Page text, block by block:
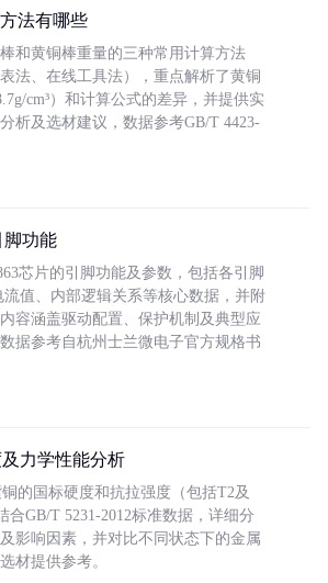
法有哪些
和黄铜棒重量的三种常用计算方法
法、在线工具法），重点解析了黄铜
cm³）和计算公式的差异，并提供实
析及选材建议，数据参考GB/T 4423-
脚功能
芯片的引脚功能及参数，包括各引脚
值、内部逻辑关系等核心数据，并附
容涵盖驱动配置、保护机制及典型应
据参考自杭州士兰微电子官方规格书
力学性能分析
的国标硬度和抗拉强度（包括T2及
合GB/T 5231-2012标准数据，详细分
影响因素，并对比不同状态下的金属
材提供参考。